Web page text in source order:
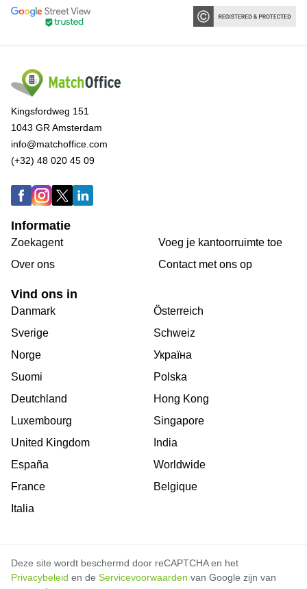
Kingsfordweg 151
1043 GR Amsterdam
info@matchoffice.com
(+32) 48 020 45 09
Informatie
Zoekagent
Over ons
Voeg je kantoorruimte toe
Сontact met ons op
Vind ons in
Danmark
Sverige
Norge
Suomi
Deutchland
Luxembourg
United Kingdom
España
France
Italia
Österreich
Schweiz
Україна
Polska
Hong Kong
Singapore
India
Worldwide
Belgique
Deze site wordt beschermd door reCAPTCHA en het
Privacybeleid en de Servicevoorwaarden van Google zijn van